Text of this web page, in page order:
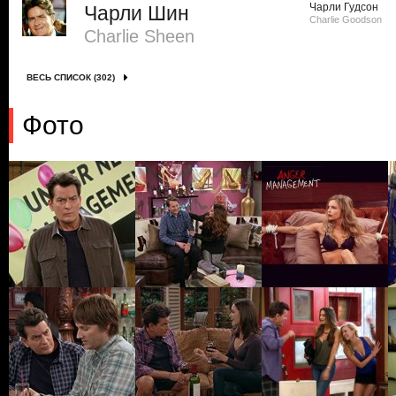
Чарли Шин
Charlie Sheen
Чарли Гудсон
Charlie Goodson
ВЕСЬ СПИСОК (302)
Фото